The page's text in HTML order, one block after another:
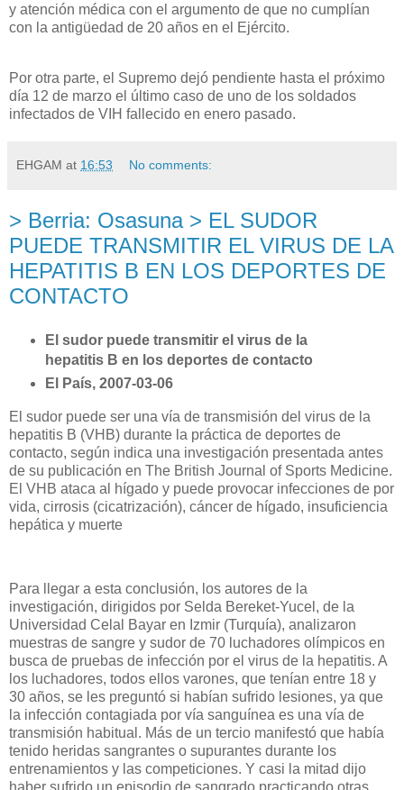
y atención médica con el argumento de que no cumplían
con la antigüedad de 20 años en el Ejército.
Por otra parte, el Supremo dejó pendiente hasta el próximo
día 12 de marzo el último caso de uno de los soldados
infectados de VIH fallecido en enero pasado.
EHGAM at 16:53 No comments:
> Berria: Osasuna > EL SUDOR
PUEDE TRANSMITIR EL VIRUS DE LA
HEPATITIS B EN LOS DEPORTES DE
CONTACTO
El sudor puede transmitir el virus de la
hepatitis B en los deportes de contacto
El País, 2007-03-06
El sudor puede ser una vía de transmisión del virus de la
hepatitis B (VHB) durante la práctica de deportes de
contacto, según indica una investigación presentada antes
de su publicación en The British Journal of Sports Medicine.
El VHB ataca al hígado y puede provocar infecciones de por
vida, cirrosis (cicatrización), cáncer de hígado, insuficiencia
hepática y muerte
Para llegar a esta conclusión, los autores de la
investigación, dirigidos por Selda Bereket-Yucel, de la
Universidad Celal Bayar en Izmir (Turquía), analizaron
muestras de sangre y sudor de 70 luchadores olímpicos en
busca de pruebas de infección por el virus de la hepatitis. A
los luchadores, todos ellos varones, que tenían entre 18 y
30 años, se les preguntó si habían sufrido lesiones, ya que
la infección contagiada por vía sanguínea es una vía de
transmisión habitual. Más de un tercio manifestó que había
tenido heridas sangrantes o supurantes durante los
entrenamientos y las competiciones. Y casi la mitad dijo